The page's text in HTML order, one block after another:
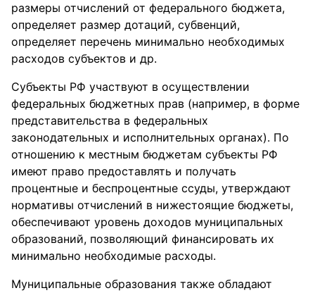
размеры отчислений от федерального бюджета,
определяет размер дотаций, субвенций,
определяет перечень минимально необходимых
расходов субъектов и др.
Субъекты РФ участвуют в осуществлении
федеральных бюджетных прав (например, в форме
представительства в федеральных
законодательных и исполнительных органах). По
отношению к местным бюджетам субъекты РФ
имеют право предоставлять и получать
процентные и беспроцентные ссуды, утверждают
нормативы отчислений в нижестоящие бюджеты,
обеспечивают уровень доходов муниципальных
образований, позволяющий финансировать их
минимально необходимые расходы.
Муниципальные образования также обладают